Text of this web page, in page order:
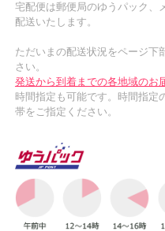
宅配便は郵便局のゆうパック、
配送いたします。
ただいまの配送状況をページ下
さい。
発送から到着までの各地域のお
時間指定も可能です。時間指定
帯をご指定ください。